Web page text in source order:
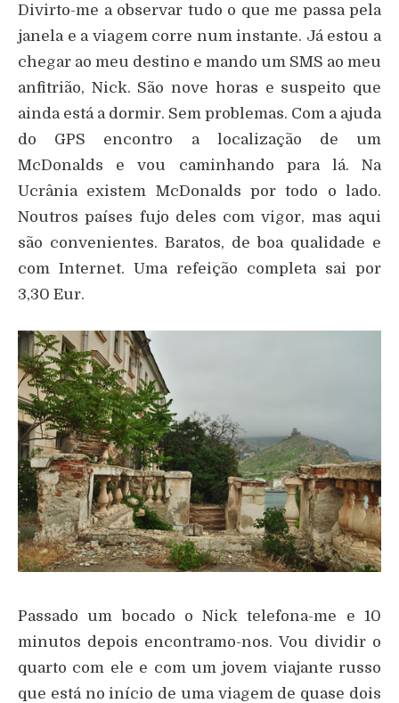
Divirto-me a observar tudo o que me passa pela
janela e a viagem corre num instante. Já estou a
chegar ao meu destino e mando um SMS ao meu
anfitrião, Nick. São nove horas e suspeito que
ainda está a dormir. Sem problemas. Com a ajuda
do GPS encontro a localização de um
McDonalds e vou caminhando para lá. Na
Ucrânia existem McDonalds por todo o lado.
Noutros países fujo deles com vigor, mas aqui
são convenientes. Baratos, de boa qualidade e
com Internet. Uma refeição completa sai por
3,30 Eur.
Passado um bocado o Nick telefona-me e 10
minutos depois encontramo-nos. Vou dividir o
quarto com ele e com um jovem viajante russo
que está no início de uma viagem de quase dois